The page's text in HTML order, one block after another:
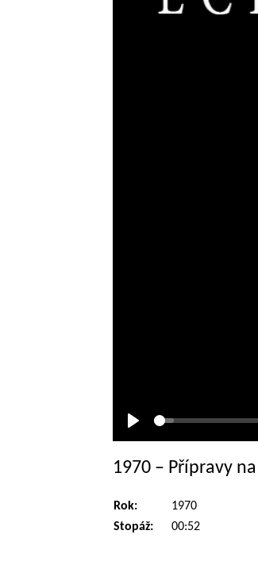
Přehrát
1970 – Přípravy
Rok:
1970
Stopáž:
00:52